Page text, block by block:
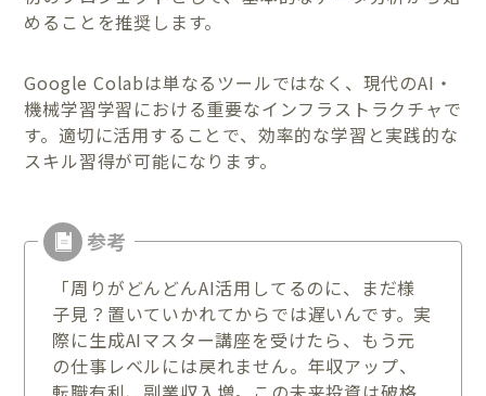
めることを推奨します。
Google Colabは単なるツールではなく、現代のAI・
機械学習学習における重要なインフラストラクチャで
す。適切に活用することで、効率的な学習と実践的な
スキル習得が可能になります。
「周りがどんどんAI活用してるのに、まだ様
子見？置いていかれてからでは遅いんです。実
際に生成AIマスター講座を受けたら、もう元
の仕事レベルには戻れません。年収アップ、